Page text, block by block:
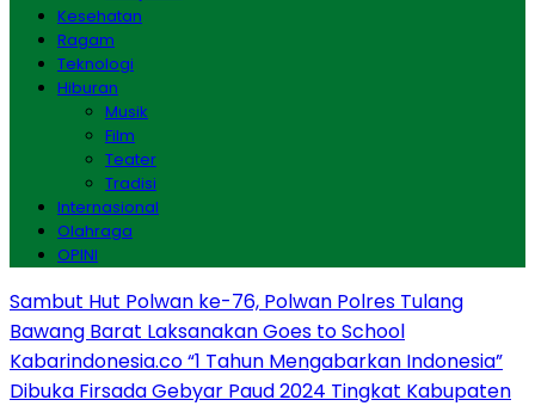
Kesehatan
Ragam
Teknologi
Hiburan
Musik
Film
Teater
Tradisi
Internasional
Olahraga
OPINI
Sambut Hut Polwan ke-76, Polwan Polres Tulang
Bawang Barat Laksanakan Goes to School
Kabarindonesia.co “1 Tahun Mengabarkan Indonesia”
Dibuka Firsada Gebyar Paud 2024 Tingkat Kabupaten